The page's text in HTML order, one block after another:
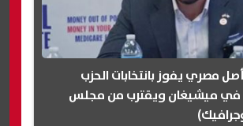
مصري يفوز بانتخابات الحزب
في ميشيغان ويقترب من مجلس